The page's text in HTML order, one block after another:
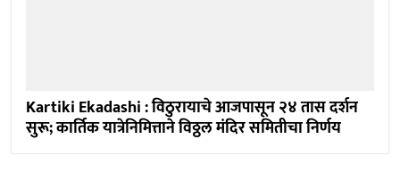
Kartiki Ekadashi : विठुरायाचे आजपासून २४ तास दर्शन
सुरू; कार्तिक यात्रेनिमित्ताने विठ्ठल मंदिर समितीचा निर्णय